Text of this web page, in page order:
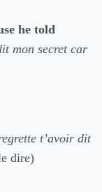
he told
mon secret car
t’avoir dit
dire)